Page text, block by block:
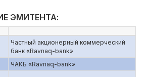
ЭМИТЕНТА:
Частный акционерный коммерческий
банк «Ravnaq-bank»
ЧАКБ «Ravnaq-bank»